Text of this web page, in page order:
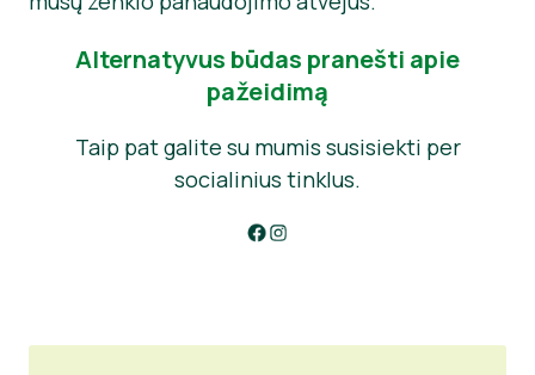
Alternatyvus būdas pranešti apie
pažeidimą
Taip pat galite su mumis susisiekti per
socialinius tinklus.
Get in touch via V-Label Facebook
Get in touch via V-Label Instagram